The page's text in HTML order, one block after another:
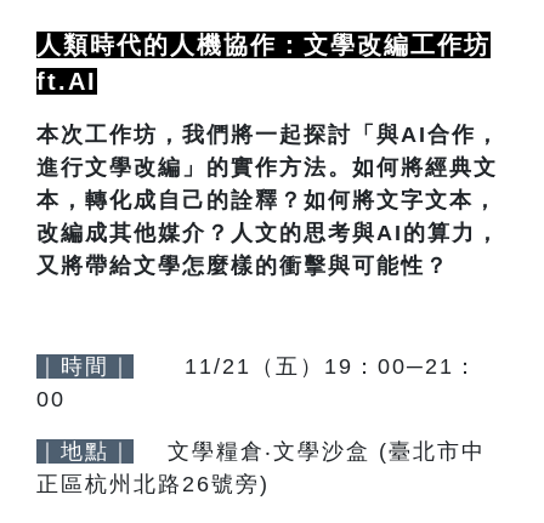
人類時代的人機協作：文學改編工作坊
ft.AI
本次工作坊，我們將一起探討「與AI合作，
進行文學改編」的實作方法。如何將經典文
本，轉化成自己的詮釋？如何將文字文本，
改編成其他媒介？人文的思考與AI的算力，
又將帶給文學怎麼樣的衝擊與可能性？
｜時間｜
11/21（五）19：00─21：
00
｜地點｜ 文學糧倉 ‧文學沙盒 (臺北市中
正區杭州北路26號旁)